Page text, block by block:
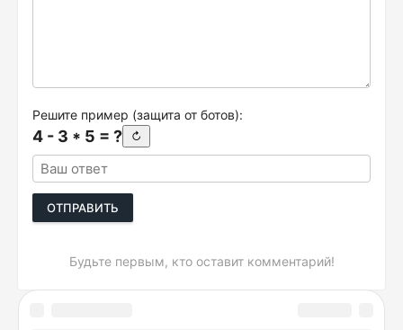
Решите пример (защита от ботов):
4 - 3 * 5 = ? ↻
ОТПРАВИТЬ
Будьте первым, кто оставит комментарий!